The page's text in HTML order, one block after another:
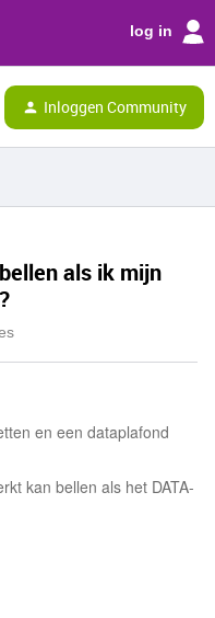
log in
Inloggen Community
als ik mijn
en een dataplafond
kan bellen als het DATA-